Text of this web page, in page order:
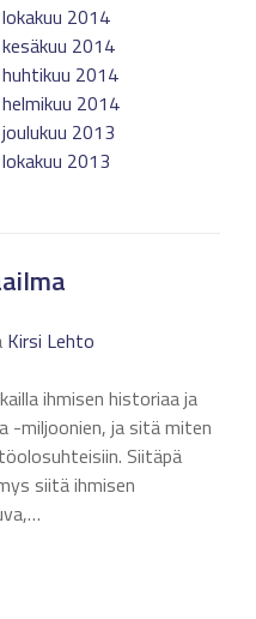
lokakuu 2014
kesäkuu 2014
huhtikuu 2014
helmikuu 2014
joulukuu 2013
lokakuu 2013
Kirsi Lehto
ihmisen historiaa ja
-miljoonien, ja sitä miten
Siitäpä
siitä ihmisen